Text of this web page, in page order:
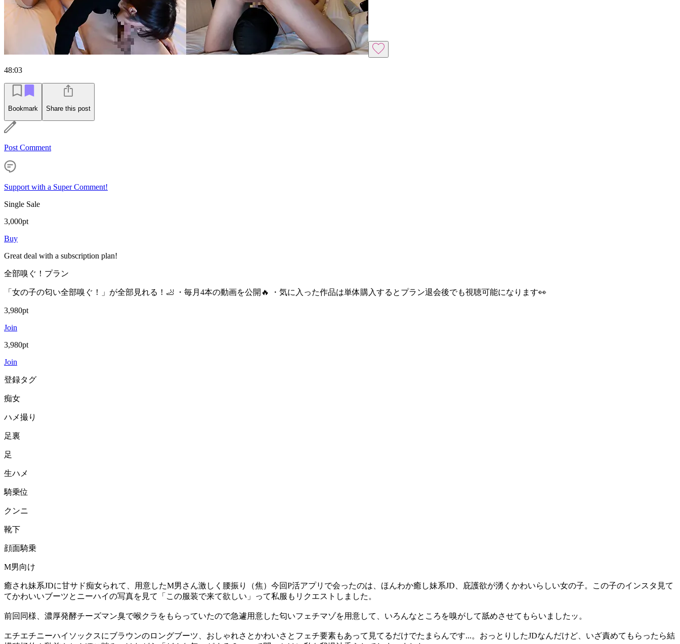
48:03
Bookmark Share this post
Post Comment
Support with a Super Comment!
Single Sale
3,000pt
Buy
Great deal with a subscription plan!
全部嗅ぐ！プラン
「女の子の匂い全部嗅ぐ！」が全部見れる！🦶 ・毎月4本の動画を公開🔥 ・気に入った作品は単体購入するとプラン退会後でも視聴可能になります👀
3,980pt
Join
3,980pt
Join
登録タグ
痴女
ハメ撮り
足裏
足
生ハメ
騎乗位
クンニ
靴下
顔面騎乗
M男向け
癒され妹系JDに甘サド痴女られて、用意したM男さん激しく腰振り（焦）今回P活アプリで会ったのは、ほんわか癒し妹系JD、庇護欲が湧くかわいらしい女の子。この子のインスタ見て
てかわいいブーツとニーハイの写真を見て「この服装で来て欲しい」って私服もリクエストしました。
前回同様、濃厚発酵チーズマン臭で喉クラをもらっていたので急遽用意した匂いフェチマゾを用意して、いろんなところを嗅がして舐めさせてもらいましたッ。
エチエチニーハイソックスにブラウンのロングブーツ、おしゃれさとかわいさとフェチ要素もあって見てるだけでたまらんです...。おっとりしたJDなんだけど、いざ責めてもらったら結